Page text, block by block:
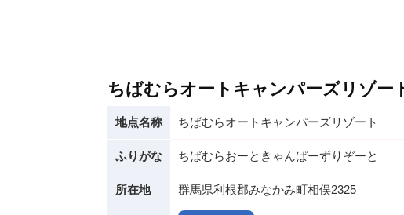
ちばむらオートキャンパーズリゾー
地点名称 ちばむらオートキャンパーズリゾート
ふりがな ちばむらおーときゃんぱーずりぞーと
所在地 群馬県利根郡みなかみ町相俣2325